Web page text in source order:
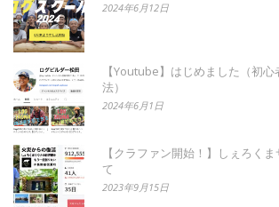
2024年6月12日
【Youtube】はじめました（初
法）
2024年6月1日
【クラファン開始！】しぇろく
て
2023年9月15日